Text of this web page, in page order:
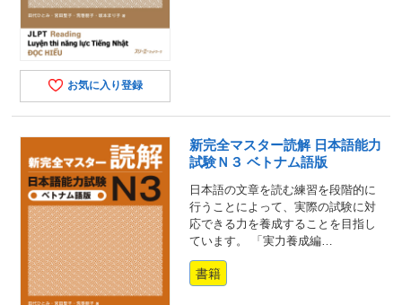
お気に入り登録
新完全マスター読解 日本語能力
試験Ｎ３ ベトナム語版
日本語の文章を読む練習を段階的に
行うことによって、実際の試験に対
応できる力を養成することを目指し
ています。 「実力養成編…
書籍